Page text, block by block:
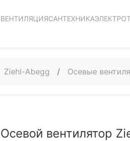
ВЕНТИЛЯЦИЯСАНТЕХНИКА
Ziehl-Abegg / Осевые
Осевой вентилятор